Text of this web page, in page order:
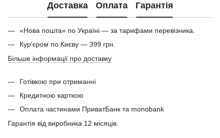
Доставка Оплата Гарантія
«Нова пошта» по Україні — за тарифами перевізника.
Кур'єром по Києву — 399 грн.
Більше інформації про доставку
Готівкою при отриманні
Кредитною карткою
Оплата частинами ПриватБанк та monobank
Гарантія від виробника 12 місяців.